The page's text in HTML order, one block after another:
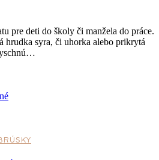
pre deti do školy či manžela do práce.
syra, či uhorka alebo prikrytá